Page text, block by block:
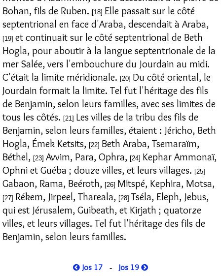
Bohan, fils de Ruben. [18] Elle passait sur le côté
septentrional en face d'Araba, descendait à Araba,
[19] et continuait sur le côté septentrional de Beth
Hogla, pour aboutir à la langue septentrionale de la
mer Salée, vers l'embouchure du Jourdain au midi.
C'était la limite méridionale. [20] Du côté oriental, le
Jourdain formait la limite. Tel fut l'héritage des fils
de Benjamin, selon leurs familles, avec ses limites de
tous les côtés. [21] Les villes de la tribu des fils de
Benjamin, selon leurs familles, étaient : Jéricho, Beth
Hogla, Émek Ketsits, [22] Beth Araba, Tsemaraïm,
Béthel, [23] Avvim, Para, Ophra, [24] Kephar Ammonaï,
Ophni et Guéba ; douze villes, et leurs villages. [25]
Gabaon, Rama, Beéroth, [26] Mitspé, Kephira, Motsa,
[27] Rékem, Jirpeel, Thareala, [28] Tséla, Eleph, Jebus,
qui est Jérusalem, Guibeath, et Kirjath ; quatorze
villes, et leurs villages. Tel fut l'héritage des fils de
Benjamin, selon leurs familles.
Jos 17 - Jos 19